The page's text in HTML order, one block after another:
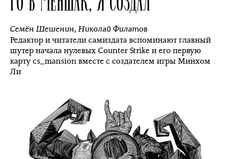
Семён Шешенин,Николай Филатов
Редактор и читатели самиздата вспоминают главный
шутер начала нулевых Counter Strike и его первую
карту cs_mansion вместе с создателем игры Минхом
Ли